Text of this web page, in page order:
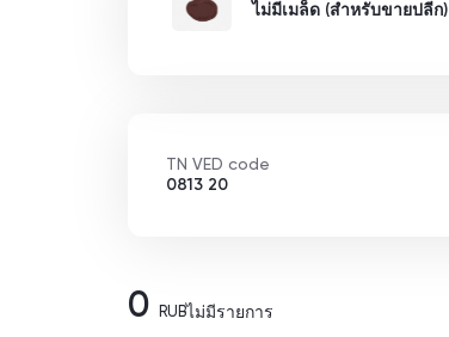
ไม่มีเมล็ด (สำหรับขายปลีก)
TN VED code
0813 20
0 RUBไม่มีรายการ